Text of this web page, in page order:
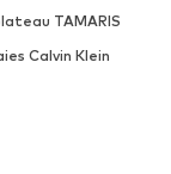
TAMARIS
Calvin Klein